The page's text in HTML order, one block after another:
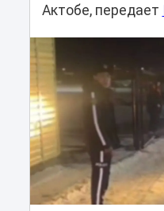
Актобе, передает